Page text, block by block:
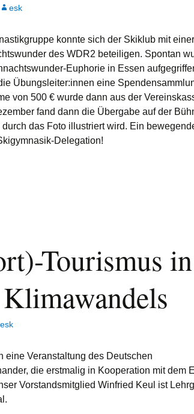
esk
konnte sich der Skiklub mit
des WDR2 beteiligen. Spontan
Euphorie in Essen
Übungsleiter:innen eine
von 500 € wurde dann aus der
fand dann die Übergabe auf der
das Foto illustriert wird. Ein
Delegation!
Tourismus in
esk
eine Veranstaltung des Deutschen
die erstmalig in Kooperation mit dem
Vorstandsmitglied Winfried Keul ist